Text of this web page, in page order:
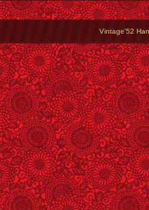
Vintage'52